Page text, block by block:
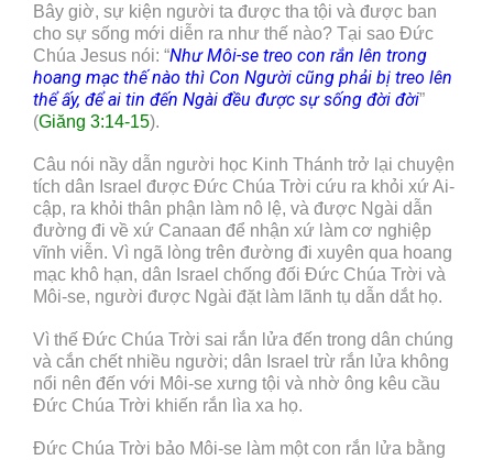
Bây giờ, sự kiện người ta được tha tội và được ban
cho sự sống mới diễn ra như thế nào? Tại sao Đức
Chúa Jesus nói: “Như Môi-se treo con rắn lên trong
hoang mạc thế nào thì Con Người cũng phải bị treo lên
thể ấy, để ai tin đến Ngài đều được sự sống đời đời”
(Giăng 3:14-15).
Câu nói nầy dẫn người học Kinh Thánh trở lại chuyện
tích dân Israel được Đức Chúa Trời cứu ra khỏi xứ Ai-
cập, ra khỏi thân phận làm nô lệ, và được Ngài dẫn
đường đi về xứ Canaan để nhận xứ làm cơ nghiệp
vĩnh viễn. Vì ngã lòng trên đường đi xuyên qua hoang
mạc khô hạn, dân Israel chống đối Đức Chúa Trời và
Môi-se, người được Ngài đặt làm lãnh tụ dẫn dắt họ.
Vì thế Đức Chúa Trời sai rắn lửa đến trong dân chúng
và cắn chết nhiều người; dân Israel trừ rắn lửa không
nổi nên đến với Môi-se xưng tội và nhờ ông kêu cầu
Đức Chúa Trời khiến rắn lìa xa họ.
Đức Chúa Trời bảo Môi-se làm một con rắn lửa bằng